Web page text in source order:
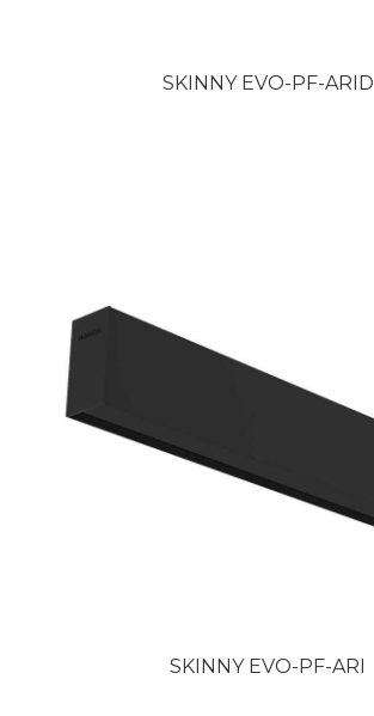
SKINNY EVO-PF-ARID
SKINNY EVO-PF-ARI